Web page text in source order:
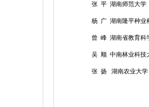
张 平 湖南师范大学
杨 广 湖南隆平种业
曾 峰 湖南省教育科
吴 顺 中南林业科技
张 扬 湖南农业大